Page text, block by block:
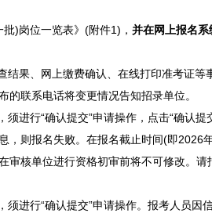
)岗位一览表》(附件1)， 并在网上报名
果、网上缴费确认、在线打印准考证等
联系电话将变更情况告知招录单位。
行“确认提交”申请操作，点击“确认提
，则报名失败。在报名截止时间(即2026
核单位进行资格初审前将不可修改。请
行“确认提交”申请操作。报考人员因